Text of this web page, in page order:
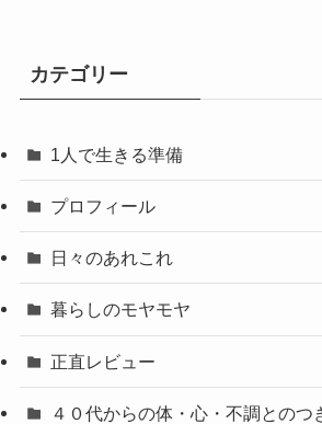
カテゴリー
1人で生きる準備
プロフィール
日々のあれこれ
暮らしのモヤモヤ
正直レビュー
４０代からの体・心・不調とのつ